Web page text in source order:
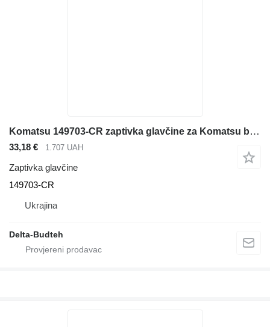
Komatsu 149703-CR zaptivka glavčine za Komatsu bagera
33,18 € 1.707 UAH
Zaptivka glavčine
149703-CR
Ukrajina
Delta-Budteh